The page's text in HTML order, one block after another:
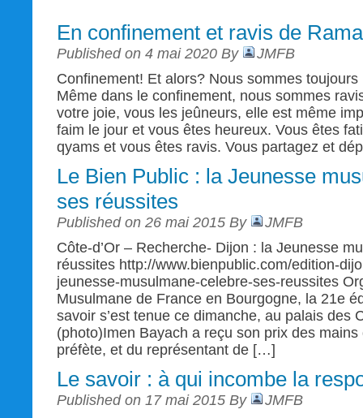
En confinement et ravis de
Published on 4 mai 2020 By
JMFB
Confinement! Et alors? Nous sommes
Même dans le confinement, nous sommes
votre joie, vous les jeûneurs, elle est même
faim le jour et vous êtes heureux. Vous êtes
qyams et vous êtes ravis. Vous partagez et
Le Bien Public : la Jeunesse
ses réussites
Published on 26 mai 2015 By
JMFB
Côte-d’Or – Recherche- Dijon : la Jeunesse
réussites http://www.bienpublic.com/edition-
jeunesse-musulmane-celebre-ses-reussites
Musulmane de France en Bourgogne, la 21e
savoir s’est tenue ce dimanche, au palais des
(photo)Imen Bayach a reçu son prix des
préfète, et du représentant de […]
Le savoir : à qui incombe la
Published on 17 mai 2015 By
JMFB